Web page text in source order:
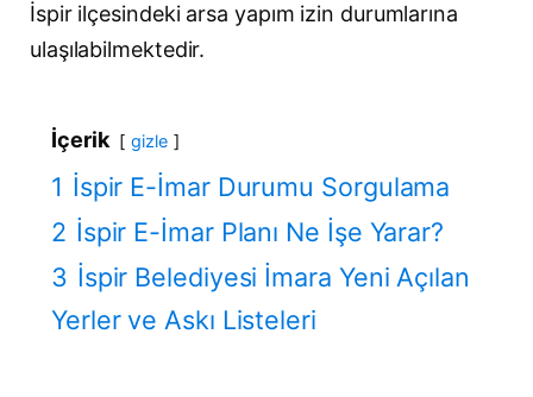
İspir ilçesindeki arsa yapım izin durumlarına
ulaşılabilmektedir.
İçerik gizle
1 İspir E-İmar Durumu Sorgulama
2 İspir E-İmar Planı Ne İşe Yarar?
3 İspir Belediyesi İmara Yeni Açılan
Yerler ve Askı Listeleri